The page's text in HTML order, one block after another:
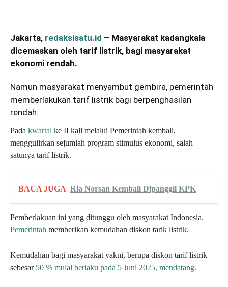
Jakarta, redaksisatu.id – Masyarakat kadangkala
dicemaskan oleh tarif listrik, bagi masyarakat
ekonomi rendah.
Namun masyarakat menyambut gembira, pemerintah
memberlakukan tarif listrik bagi berpenghasilan
rendah.
Pada kwartal ke II kali melalui Pemerintah kembali,
menggulirkan sejumlah program stimulus ekonomi, salah
satunya tarif listrik.
BACA JUGA Ria Norsan Kembali Dipanggil KPK
Pemberlakuan ini yang ditunggu oleh masyarakat Indonesia.
Pemerintah memberikan kemudahan diskon tarik listrik.
Kemudahan bagi masyarakat yakni, berupa diskon tarif listrik
sebesar 50 % mulai berlaku pada 5 Juni 2025, mendatang.